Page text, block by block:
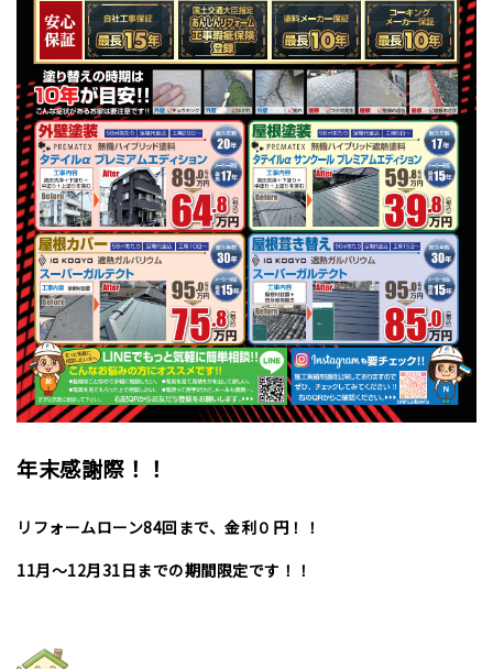
年末感謝際！！
リフォームローン84回まで、金利０円！！
11月～12月31日までの期間限定です！！